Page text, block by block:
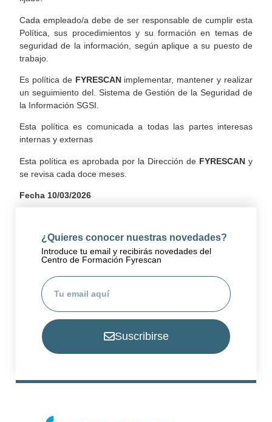
Cada empleado/a debe de ser responsable de cumplir esta
Política, sus procedimientos y su formación en temas de
seguridad de la información, según aplique a su puesto de
trabajo.
Es política de FYRESCANimplementar, mantener y realizar
un seguimiento del. Sistema de Gestión de la Seguridad de
la Información SGSI.
Esta política es comunicada a todas las partes interesas
internas y externas
Esta política es aprobada por la Dirección de FYRESCAN y
se revisa cada doce meses.
Fecha 10/03/2026
¿Quieres conocer nuestras novedades?
Introduce tu email y recibirás novedades del
Centro de Formación Fyrescan
Suscribirse